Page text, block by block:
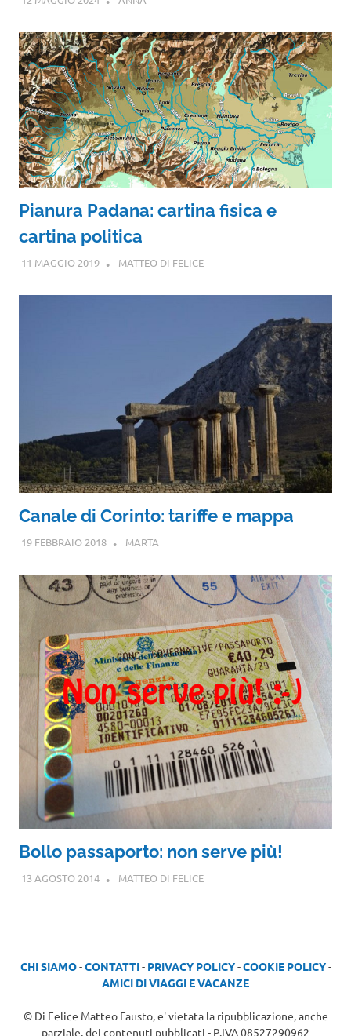
Pianura Padana: cartina fisica e
cartina politica
11 MAGGIO 2019 MATTEO DI FELICE
Canale di Corinto: tariffe e mappa
19 FEBBRAIO 2018 MARTA
Bollo passaporto: non serve più!
13 AGOSTO 2014 MATTEO DI FELICE
CHI SIAMO-CONTATTI- PRIVACY POLICY-COOKIE POLICY-
AMICI DI VIAGGI E VACANZE
© Di Felice Matteo Fausto, e' vietata la ripubblicazione, anche
parziale, dei contenuti pubblicati - P.IVA 08527290962